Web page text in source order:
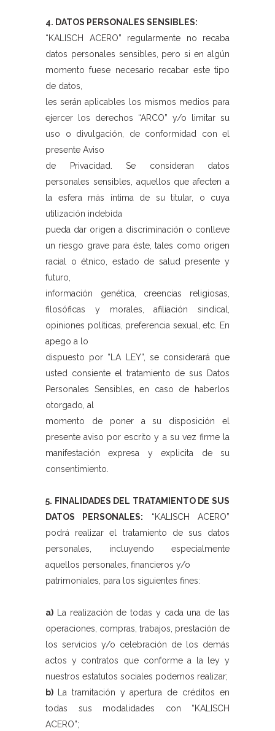
4. DATOS PERSONALES SENSIBLES:
“KALISCH ACERO” regularmente no recaba
datos personales sensibles, pero si en algún
momento fuese necesario recabar este tipo
de datos,
les serán aplicables los mismos medios para
ejercer los derechos “ARCO” y/o limitar su
uso o divulgación, de conformidad con el
presente Aviso
de Privacidad. Se consideran datos
personales sensibles, aquellos que afecten a
la esfera más íntima de su titular, o cuya
utilización indebida
pueda dar origen a discriminación o conlleve
un riesgo grave para éste, tales como origen
racial o étnico, estado de salud presente y
futuro,
información genética, creencias religiosas,
filosóficas y morales, afiliación sindical,
opiniones políticas, preferencia sexual, etc. En
apego a lo
dispuesto por “LA LEY”, se considerará que
usted consiente el tratamiento de sus Datos
Personales Sensibles, en caso de haberlos
otorgado, al
momento de poner a su disposición el
presente aviso por escrito y a su vez firme la
manifestación expresa y explicita de su
consentimiento.
5. FINALIDADES DEL TRATAMIENTO DE SUS
DATOS PERSONALES: “KALISCH ACERO”
podrá realizar el tratamiento de sus datos
personales, incluyendo especialmente
aquellos personales, financieros y/o
patrimoniales, para los siguientes fines:
a) La realización de todas y cada una de las
operaciones, compras, trabajos, prestación de
los servicios y/o celebración de los demás
actos y contratos que conforme a la ley y
nuestros estatutos sociales podemos realizar;
b)
La tramitación y apertura de créditos en
todas sus modalidades con “KALISCH
ACERO”;